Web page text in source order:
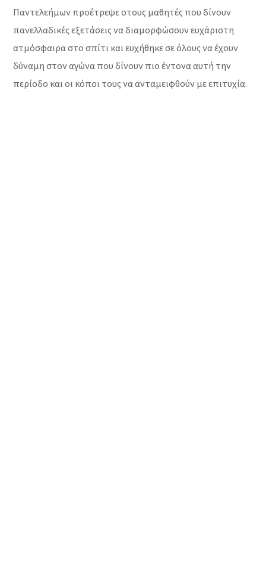
Παντελεήμων προέτρεψε στους μαθητές που δίνουν
πανελλαδικές εξετάσεις να διαμορφώσουν ευχάριστη
ατμόσφαιρα στο σπίτι και ευχήθηκε σε όλους να έχουν
δύναμη στον αγώνα που δίνουν πιο έντονα αυτή την
περίοδο και οι κόποι τους να ανταμειφθούν με επιτυχία.